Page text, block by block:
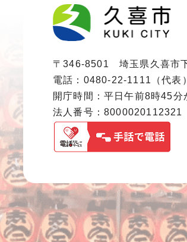
〒346-8501 埼玉県久喜市
電話：0480-22-1111（代表）
開庁時間：平日午前8時45分
法人番号：8000020112321